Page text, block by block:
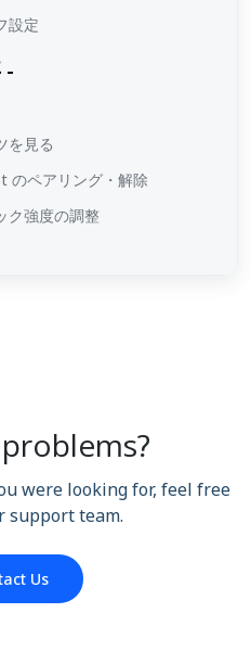
設定
-
を見る
のペアリング・解除
ク強度の調整
were looking for, feel free
support team.